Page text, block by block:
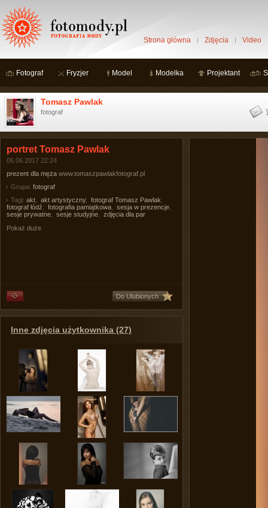
Strona główna Zdjęcia Video
Fotograf Fryzjer Model Modelka Projektant
Tomasz Pawlak
fotograf
portret Tomasz Pawlak
06.06.2017 22:24
prezent dla męża www.tomaszpawlakfotograf.pl
Grupa: fotograf
Tagi: akt akt artystyczny, fotograf Tomasz Pawlak
fotograf łódź
fotografia pamiątkowa sesja w prezencje
sesje prywatne
sesje studyjne
zdjęcia dla par
Pokaż duże
Do Ulubionych
Inne zdjęcia użytkownika (27)